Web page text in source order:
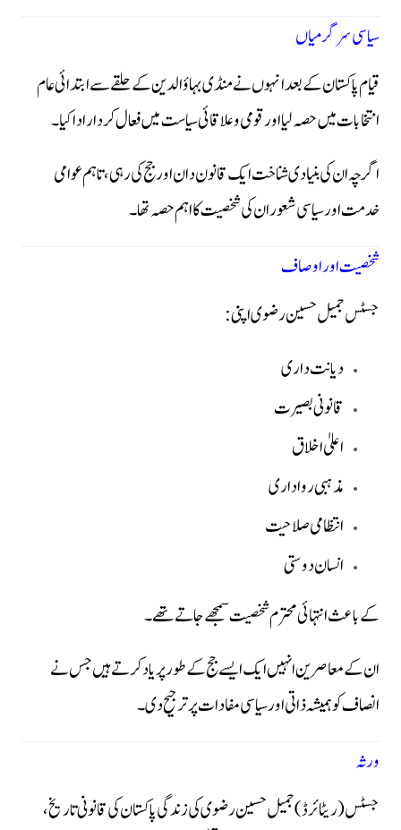
سیاسی سرگرمیاں
قیام پاکستان کے بعد انہوں نے منڈی بہاؤالدین کے حلقے سے ابتدائی عام
انتخابات میں حصہ لیا اور قومی و علاقائی سیاست میں فعال کردار ادا کیا۔
اگرچہ ان کی بنیادی شناخت ایک قانون دان اور جج کی رہی، تاہم عوامی
خدمت اور سیاسی شعور ان کی شخصیت کا اہم حصہ تھا۔
شخصیت اور اوصاف
جسٹس جمیل حسین رضوی اپنی:
دیانت داری
قانونی بصیرت
اعلیٰ اخلاق
مذہبی رواداری
انتظامی صلاحیت
انسان دوستی
کے باعث انتہائی محترم شخصیت سمجھے جاتے تھے۔
ان کے معاصرین انہیں ایک ایسے جج کے طور پر یاد کرتے ہیں جس نے
انصاف کو ہمیشہ ذاتی اور سیاسی مفادات پر ترجیح دی۔
ورثہ
جسٹس (ریٹائرڈ) جمیل حسین رضوی کی زندگی پاکستان کی قانونی تاریخ،